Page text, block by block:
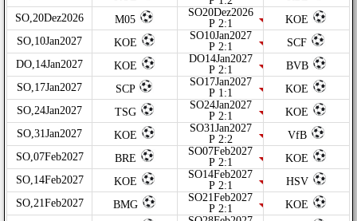
SO,20Dez2026
M05
SO20Dez2026
P 2:1
KOE
SO,10Jan2027
KOE
SO10Jan2027
P 2:1
SCF
DO,14Jan2027
KOE
DO14Jan2027
P 2:1
BVB
SO,17Jan2027
SCP
SO17Jan2027
P 1:1
KOE
SO,24Jan2027
TSG
SO24Jan2027
P 2:1
KOE
SO,31Jan2027
KOE
SO31Jan2027
P 2:2
VfB
SO,07Feb2027
BRE
SO07Feb2027
P 2:1
KOE
SO,14Feb2027
KOE
SO14Feb2027
P 2:1
HSV
SO,21Feb2027
BMG
SO21Feb2027
P 2:1
KOE